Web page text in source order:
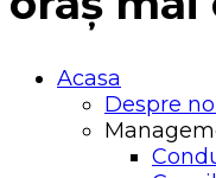
Acasa
Despre